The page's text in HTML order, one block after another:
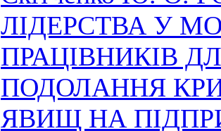
ЛІДЕРСТВА У
ПРАЦІВНИКІВ
ПОДОЛАННЯ
ЯВИЩ НА